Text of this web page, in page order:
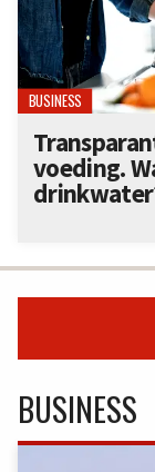
BUSINESS
voeding.
BUSINESS